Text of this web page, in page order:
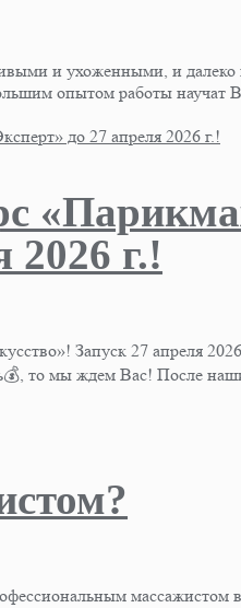
и ухоженными, и
опытом работы научат
2026 г.!
Запуск 27 апреля
то мы ждем Вас! После
массажистом